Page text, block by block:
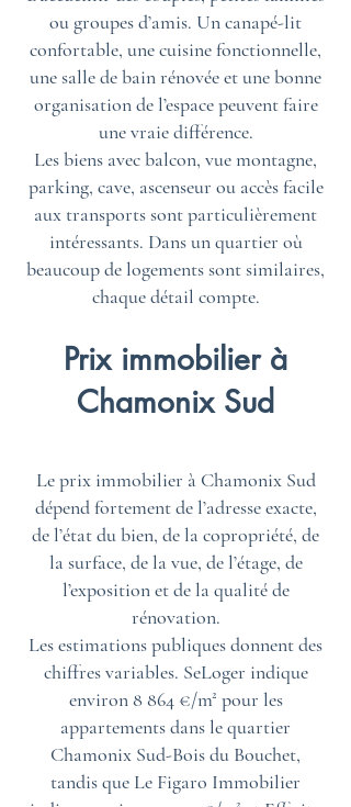
ou groupes d’amis. Un canapé-lit
confortable, une cuisine fonctionnelle,
une salle de bain rénovée et une bonne
organisation de l’espace peuvent faire
une vraie différence.
Les biens avec balcon, vue montagne,
parking, cave, ascenseur ou accès facile
aux transports sont particulièrement
intéressants. Dans un quartier où
beaucoup de logements sont similaires,
chaque détail compte.
Prix immobilier à
Chamonix Sud
Le prix immobilier à Chamonix Sud
dépend fortement de l’adresse exacte,
de l’état du bien, de la copropriété, de
la surface, de la vue, de l’étage, de
l’exposition et de la qualité de
rénovation.
Les estimations publiques donnent des
chiffres variables. SeLoger indique
environ 8 864 €/m² pour les
appartements dans le quartier
Chamonix Sud-Bois du Bouchet,
tandis que Le Figaro Immobilier